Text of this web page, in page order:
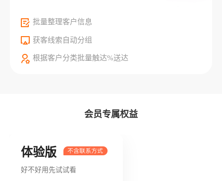
批量整理客户信息
获客线索自动分组
根据客户分类批量触达%送达
会员专属权益
体验版
好不好用先试试看